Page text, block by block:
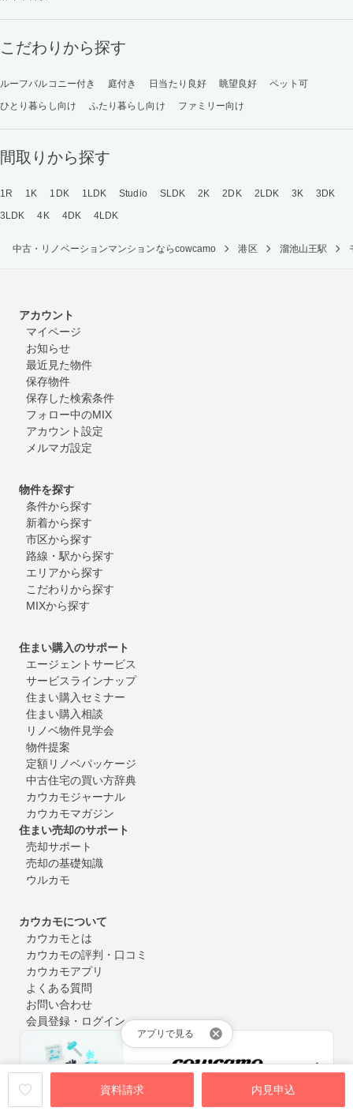
資料請求 内見申込
アプリで見る
こだわりから探す
ルーフバルコニー付き 庭付き 日当たり良好 眺望良好
ペット可
ひとり暮らし向け
ふたり暮らし向け ファミリー向け
間取りから探す
1R 1K 1DK 1LDK Studio SLDK 2K 2DK 2LDK 3K
3DK
3LDK
4K 4DK 4LDK
中古・リノベーションマンションならcowcamo 港区 溜池山王駅
アカウント
マイページ
お知らせ
最近見た物件
保存物件
保存した検索条件
フォロー中のMIX
アカウント設定
メルマガ設定
物件を探す
条件から探す
新着から探す
市区から探す
路線・駅から探す
エリアから探す
こだわりから探す
MIXから探す
住まい購入のサポート
エージェントサービス
サービスラインナップ
住まい購入セミナー
住まい購入相談
リノベ物件見学会
物件提案
定額リノベパッケージ
中古住宅の買い方辞典
カウカモジャーナル
カウカモマガジン
住まい売却のサポート
売却サポート
売却の基礎知識
ウルカモ
カウカモについて
カウカモとは
カウカモの評判・口コミ
カウカモアプリ
よくある質問
お問い合わせ
会員登録・ログイン